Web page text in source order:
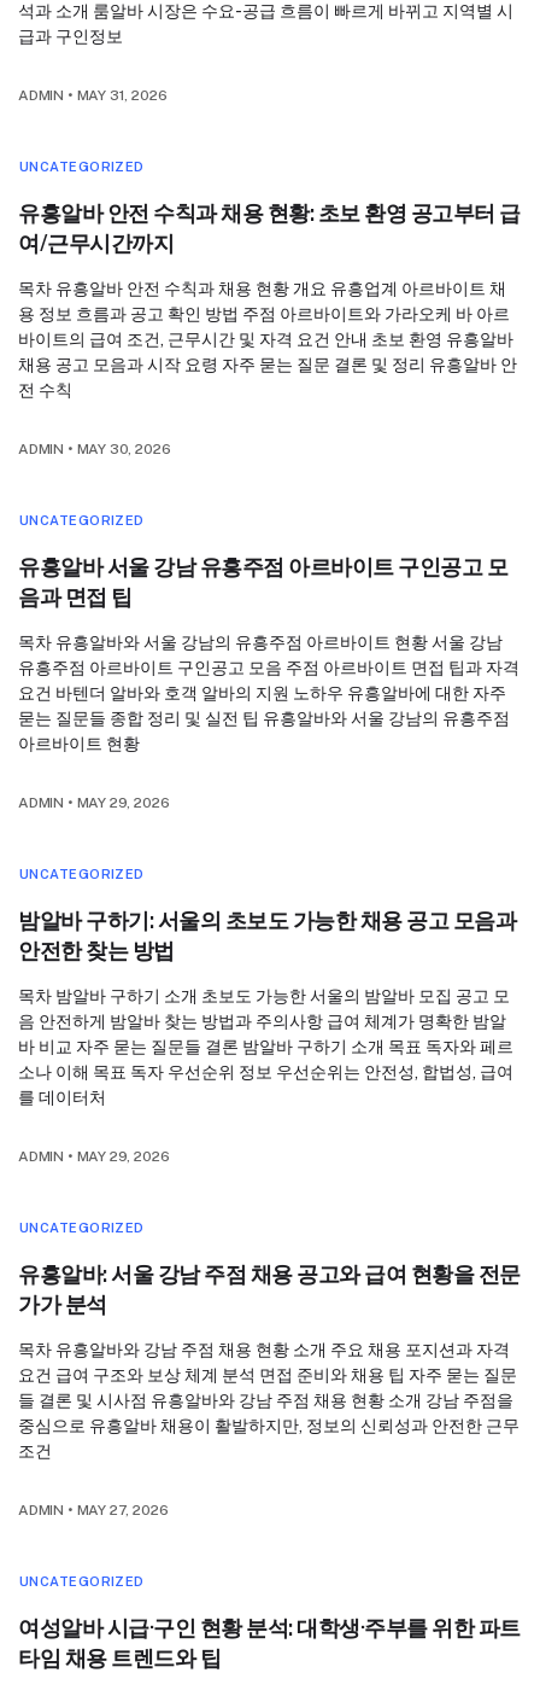
석과 소개 룸알바 시장은 수요-공급 흐름이 빠르게 바뀌고 지역별 시
급과 구인정보
ADMIN • MAY 31, 2026
UNCATEGORIZED
유흥알바 안전 수칙과 채용 현황: 초보 환영 공고부터 급
여/근무시간까지
목차 유흥알바 안전 수칙과 채용 현황 개요 유흥업계 아르바이트 채
용 정보 흐름과 공고 확인 방법 주점 아르바이트와 가라오케 바 아르
바이트의 급여 조건, 근무시간 및 자격 요건 안내 초보 환영 유흥알바
채용 공고 모음과 시작 요령 자주 묻는 질문 결론 및 정리 유흥알바 안
전 수칙
ADMIN • MAY 30, 2026
UNCATEGORIZED
유흥알바 서울 강남 유흥주점 아르바이트 구인공고 모
음과 면접 팁
목차 유흥알바와 서울 강남의 유흥주점 아르바이트 현황 서울 강남
유흥주점 아르바이트 구인공고 모음 주점 아르바이트 면접 팁과 자격
요건 바텐더 알바와 호객 알바의 지원 노하우 유흥알바에 대한 자주
묻는 질문들 종합 정리 및 실전 팁 유흥알바와 서울 강남의 유흥주점
아르바이트 현황
ADMIN • MAY 29, 2026
UNCATEGORIZED
밤알바 구하기: 서울의 초보도 가능한 채용 공고 모음과
안전한 찾는 방법
목차 밤알바 구하기 소개 초보도 가능한 서울의 밤알바 모집 공고 모
음 안전하게 밤알바 찾는 방법과 주의사항 급여 체계가 명확한 밤알
바 비교 자주 묻는 질문들 결론 밤알바 구하기 소개 목표 독자와 페르
소나 이해 목표 독자 우선순위 정보 우선순위는 안전성, 합법성, 급여
를 데이터처
ADMIN • MAY 29, 2026
UNCATEGORIZED
유흥알바: 서울 강남 주점 채용 공고와 급여 현황을 전문
가가 분석
목차 유흥알바와 강남 주점 채용 현황 소개 주요 채용 포지션과 자격
요건 급여 구조와 보상 체계 분석 면접 준비와 채용 팁 자주 묻는 질문
들 결론 및 시사점 유흥알바와 강남 주점 채용 현황 소개 강남 주점을
중심으로 유흥알바 채용이 활발하지만, 정보의 신뢰성과 안전한 근무
조건
ADMIN • MAY 27, 2026
UNCATEGORIZED
여성알바 시급·구인 현황 분석: 대학생·주부를 위한 파트
타임 채용 트렌드와 팁